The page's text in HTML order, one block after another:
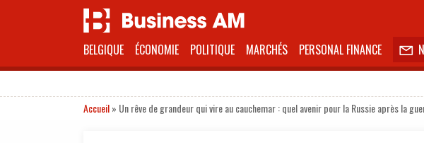
BELGIQUE ÉCONOMIE POLITIQUE MARCHÉS PERSONAL FINANCE 
Accueil» Un rêve de grandeur qui vire au cauchemar : quel avenir pour la Russie après la